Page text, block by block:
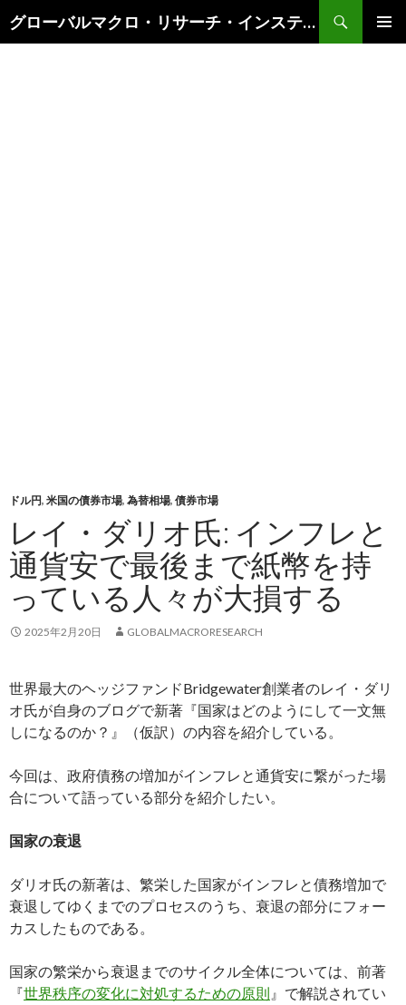
グローバルマクロ・リサーチ・インスティテュート
索
ドル円, 米国の債券市場, 為替相場, 債券市場
レイ・ダリオ氏: インフレと
通貨安で最後まで紙幣を持
っている人々が大損する
2025年2月20日 GLOBALMACRORESEARCH
世界最大のヘッジファンドBridgewater創業者のレイ・ダリ
オ氏が自身のブログで新著『国家はどのようにして一文無
しになるのか？』（仮訳）の内容を紹介している。
今回は、政府債務の増加がインフレと通貨安に繋がった場
合について語っている部分を紹介したい。
国家の衰退
ダリオ氏の新著は、繁栄した国家がインフレと債務増加で
衰退してゆくまでのプロセスのうち、衰退の部分にフォー
カスしたものである。
国家の繁栄から衰退までのサイクル全体については、前著
『世界秩序の変化に対処するための原則 』で解説されてい